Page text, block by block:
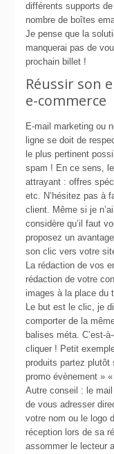
différents supports
nombre de boîtes
Je pense que la
manquerai pas de
prochain billet !
Réussir son
e-commerce
E-mail marketing ou
ligne se doit de
le plus pertinent
spam ! En ce sens,
attrayant : offres
etc. N’hésitez pas à
client. Même si je
considère qu’il faut
proposez un
son clic vers votre
La rédaction de vos
rédaction de votre
images à la place du
Le but est le clic, je
comporter de la
balises méta. C’est-
cliquer ! Petit
produits partez
promo évènement »
Autre conseil : le
de vous adresser
votre nom ou le logo
réception lors de sa
assommer le lecteur